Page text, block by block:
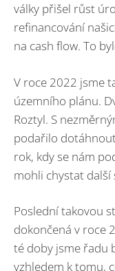
války přišel růst
refinancování
na cash flow. To
V roce 2022 jsme
územního plánu.
Roztyl. S
podařilo
rok, kdy se nám
mohli chystat
Poslední takovou
dokončená v roce
té doby jsme řadu
vzhledem k tomu,